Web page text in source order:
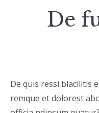
De
De quis ressi blacilitis
remque et dolorest